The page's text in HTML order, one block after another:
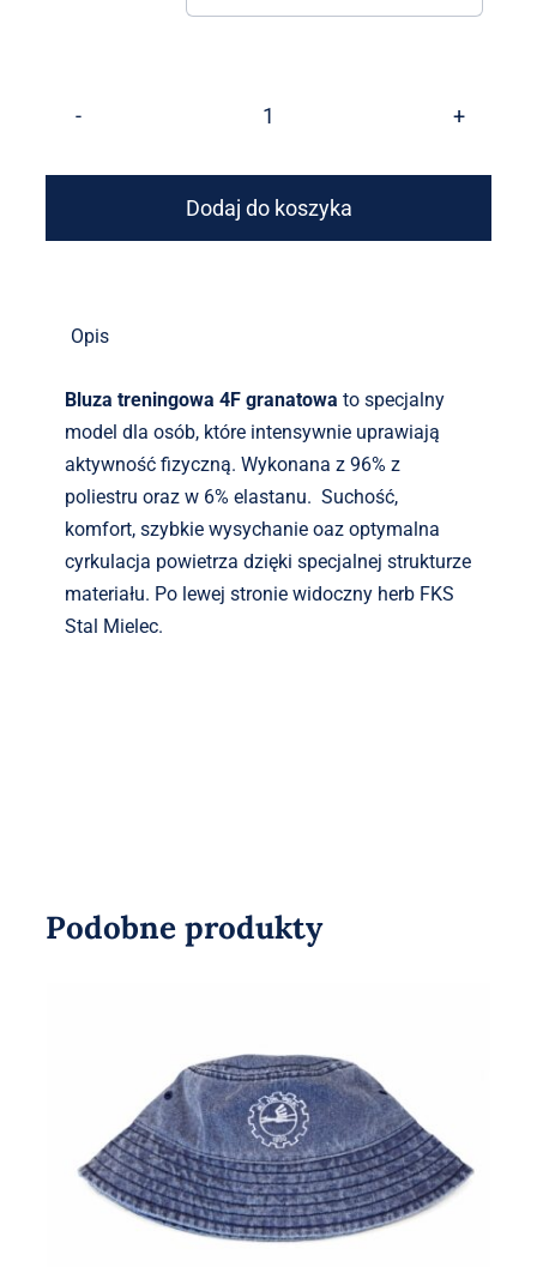
ilość
TRENINGOWA
4F
Dodaj do koszyka
Opis
Bluza treningowa 4F granatowa to specjalny
model dla osób, które intensywnie uprawiają
aktywność fizyczną. Wykonana z 96% z
poliestru oraz w 6% elastanu. Suchość,
komfort, szybkie wysychanie oaz optymalna
cyrkulacja powietrza dzięki specjalnej strukturze
materiału. Po lewej stronie widoczny herb FKS
Stal Mielec.
Podobne produkty